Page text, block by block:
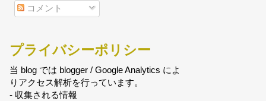
コメント
プライバシーポリシー
当 blog では blogger / Google Analytics によ
りアクセス解析を行っています。
- 収集される情報